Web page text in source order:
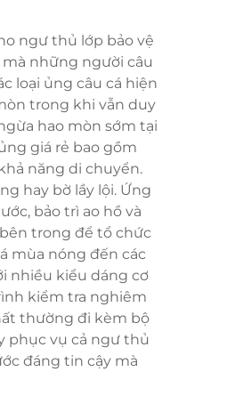
ngư thủ lớp bảo vệ
những người câu
loại ủng câu cá hiện
trong khi vẫn duy
hao mòn sớm tại
giá rẻ bao gồm
năng di chuyển.
hay bờ lầy lội. Ứng
bảo trì ao hồ và
trong để tổ chức
mùa nóng đến các
nhiều kiểu dáng cơ
kiểm tra nghiêm
thường đi kèm bộ
phục vụ cả ngư thủ
đáng tin cậy mà